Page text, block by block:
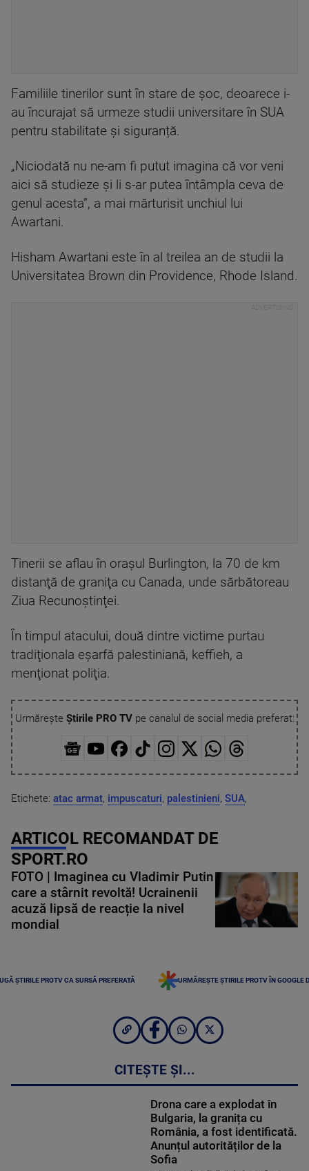
Familiile tinerilor sunt în stare de șoc, deoarece i-
au încurajat să urmeze studii universitare în SUA
pentru stabilitate și siguranță.
„Niciodată nu ne-am fi putut imagina că vor veni
aici să studieze și li s-ar putea întâmpla ceva de
genul acesta”, a mai mărturisit unchiul lui
Awartani.
Hisham Awartani este în al treilea an de studii la
Universitatea Brown din Providence, Rhode Island.
Tinerii se aflau în oraşul Burlington, la 70 de km
distanţă de graniţa cu Canada, unde sărbătoreau
Ziua Recunoştinţei.
În timpul atacului, două dintre victime purtau
tradiţionala eşarfă palestiniană, keffieh, a
menţionat poliţia.
Urmărește Știrile PRO TVpe canalul de social media preferat:
Etichete: atac armat, impuscaturi, palestinieni, SUA,
ARTICOL RECOMANDAT DE
SPORT.RO
FOTO | Imaginea cu Vladimir Putin
care a stârnit revoltă! Ucrainenii
acuză lipsă de reacție la nivel
mondial
ȘTIRILE PROTV CA SURSĂ PREFERATĂ URMĂREȘTE ȘTIRILE PROTV ÎN GOOGLE
CITEȘTE ȘI...
Drona care a explodat în
Bulgaria, la granița cu
România, a fost identificată.
Anunțul autorităților de la
Sofia